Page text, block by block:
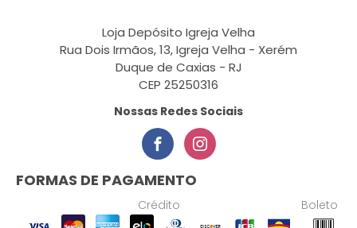
Loja Depósito Igreja Velha
Rua Dois Irmãos, 13, Igreja Velha - Xerém
Duque de Caxias - RJ
CEP 25250316
Nossas Redes Sociais
FORMAS DE PAGAMENTO
Crédito Boleto